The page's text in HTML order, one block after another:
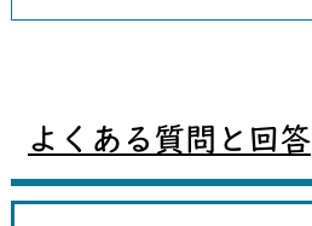
よくある質問と回答